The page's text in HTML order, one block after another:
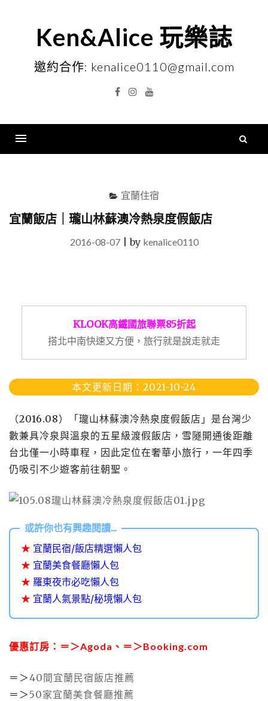
Ken&Alice 玩樂誌
邀約合作: kenalice0110@gmail.com
FacebookInstagramYouTube
宜蘭住宿
宜蘭飯店｜瓏山林蘇澳冷熱泉度假飯店
2016-08-07|by kenalice0110
KLOOK高鐵國旅聯票85折起
搭北中南快速又方便，旅行就是說走就走
本文更新日期：2021-10-24
（2016.08）「瓏山林蘇澳冷熱泉度假飯店」是台灣少
數兼具冷泉與溫泉的五星級渡假飯店，雪隧開通後距離
台北僅一小時車程，因此定位在奢華小旅行，一年四季
仍吸引不少遊客前往朝聖。
★ 宜蘭民宿/飯店精選懶人包
★ 宜蘭美食餐廳懶人包
★ 羅東夜市必吃懶人包
★ 宜蘭人氣景點/秘境懶人包
優惠訂房：＝＞Agoda 、＝＞Booking.com
＝＞40間宜蘭民宿飯店推薦
＝＞ 50家宜蘭美食餐廳推薦